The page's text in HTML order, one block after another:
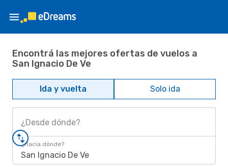
Encontrá las mejores ofertas de vuelos a
San Ignacio De Ve
Ida y vuelta Solo ida
¿Desde dónde?
¿Hacia dónde?
San Ignacio De Ve